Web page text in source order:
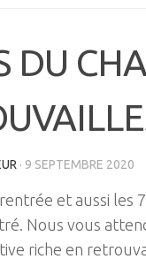
DU
· 9 SEPTEMBRE 2020
et aussi les
Nous vous
riche en